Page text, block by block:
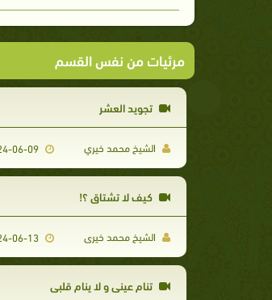
مرئيات من نفس القسم
تجويد العشر
الشيخ محمد خيري 2024-06-09
كيف لا تشتاق ؟!
الشيخ محمد خيرى 2024-06-13
تنام عينى و لا ينام قلبى